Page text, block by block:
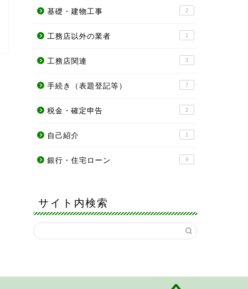
基礎・建物工事 2
工務店以外の業者 1
工務店関連 3
手続き（表題登記等） 7
税金・確定申告 2
自己紹介 1
銀行・住宅ローン 9
サイト内検索